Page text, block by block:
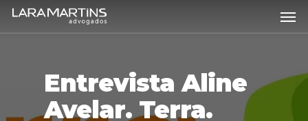
Skip
main
Entrevista Aline
Avelar. Terra.